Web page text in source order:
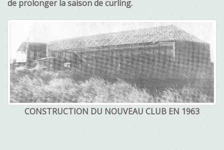
de prolonger la saison de curling.
CONSTRUCTION DU NOUVEAU CLUB EN 1963